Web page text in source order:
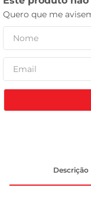
Descrição
celular